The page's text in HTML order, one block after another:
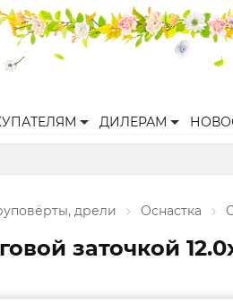
ДИЛЕРАМ
дрели Оснастка
заточкой